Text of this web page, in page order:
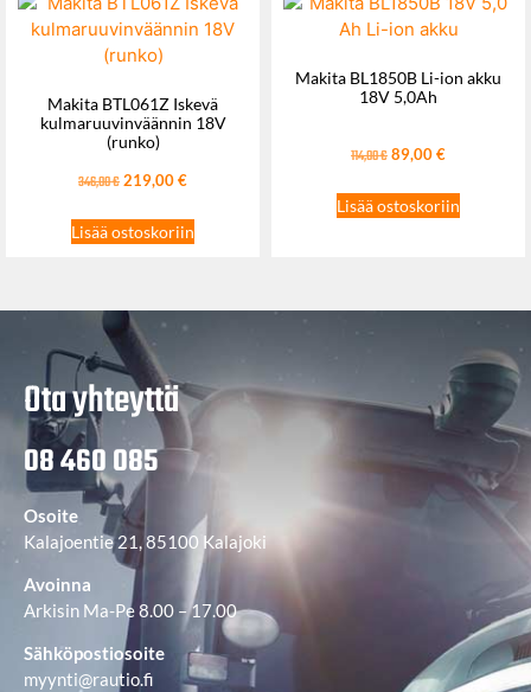
Makita BTL061Z Iskevä
kulmaruuvinväännin 18V
(runko)
346,00€219,00€
Lisää ostoskoriin
Makita BL1850B Li-ion akku
18V 5,0Ah
114,00€89,00€
Lisää ostoskoriin
Ota yhteyttä
08 460 085
Osoite
Kalajoentie 21, 85100 Kalajoki
Avoinna
Arkisin Ma-Pe 8.00 – 17.00
Sähköpostiosoite
myynti@rautio.fi